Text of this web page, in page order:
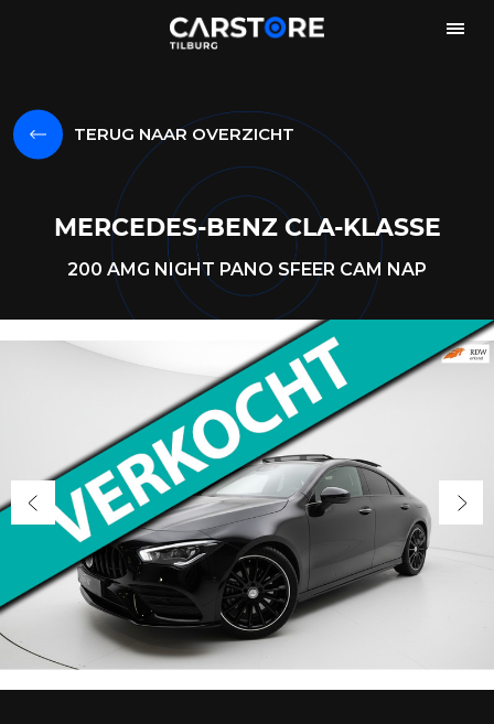
TERUG NAAR OVERZICHT
MERCEDES-BENZ CLA-KLASSE
200 AMG NIGHT PANO SFEER CAM NAP